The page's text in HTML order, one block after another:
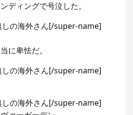
ディングで号泣した。
の海外さん[/super-name]
に卑怯だ。
の海外さん[/super-name]
の海外さん[/super-name]